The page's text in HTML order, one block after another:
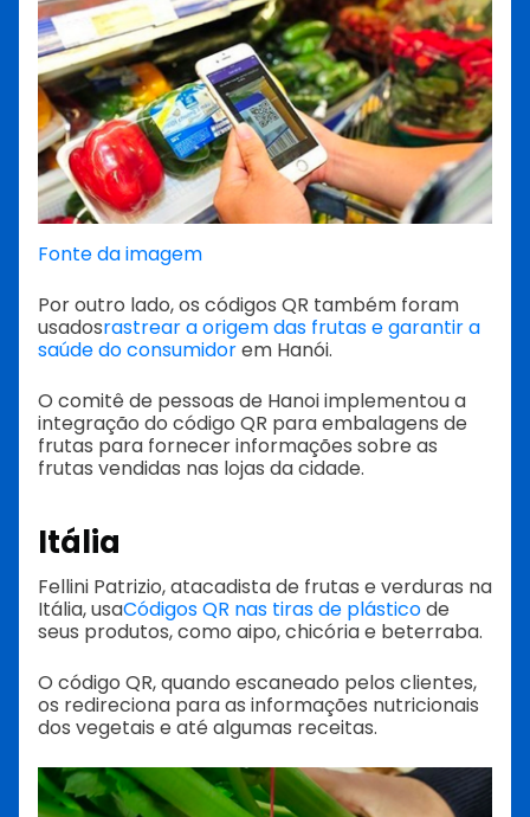
Fonte da imagem
Por outro lado, os códigos QR também foram
usadosrastrear a origem das frutas e garantir a
saúde do consumidorem Hanói.
O comitê de pessoas de Hanoi implementou a
integração do código QR para embalagens de
frutas para fornecer informações sobre as
frutas vendidas nas lojas da cidade.
Itália
Fellini Patrizio, atacadista de frutas e verduras na
Itália, usaCódigos QR nas tiras de plásticode
seus produtos, como aipo, chicória e beterraba.
O código QR, quando escaneado pelos clientes,
os redireciona para as informações nutricionais
dos vegetais e até algumas receitas.